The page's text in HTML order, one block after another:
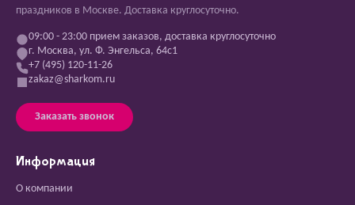
праздников в Москве. Доставка круглосуточно.
09:00 - 23:00 прием заказов, доставка круглосуточно
г. Москва, ул. Ф. Энгельса, 64с1
+7 (495) 120-11-26
zakaz@sharkom.ru
Заказать звонок
Информация
О компании